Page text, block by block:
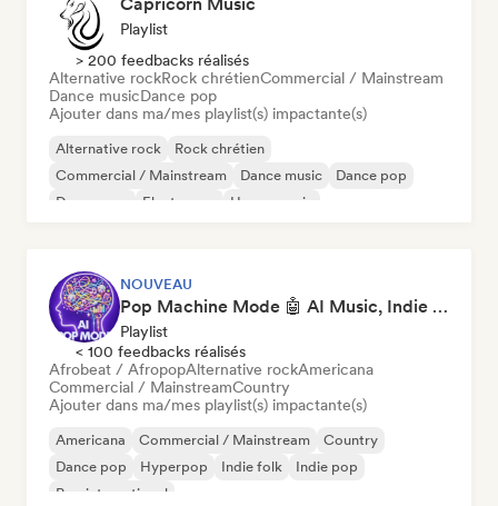
Playlist
> 200 feedbacks réalisés
Alternative rockRock chrétienCommercial / Mainstream
Dance musicDance pop
Ajouter dans ma/mes playlist(s) impactante(s)
Alternative rock
Rock chrétien
Commercial / Mainstream
Dance music
Dance pop
Dream pop
Electropop House music
NOUVEAU
Pop Machine Mode 🤖 AI Music, Indie Pop & Dream Pop
Playlist
< 100 feedbacks réalisés
Afrobeat / AfropopAlternative rockAmericana
Commercial / MainstreamCountry
Ajouter dans ma/mes playlist(s) impactante(s)
Americana Commercial / Mainstream
Country
Dance pop
Hyperpop Indie folk
Indie pop
Pop international